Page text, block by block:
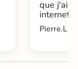
que j'ai
internet....
Pierre.L -